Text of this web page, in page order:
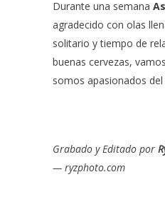
Durante una semana
agradecido con olas
solitario y tiempo de
buenas cervezas,
somos apasionados
Grabado y Editado por
— ryzphoto.com